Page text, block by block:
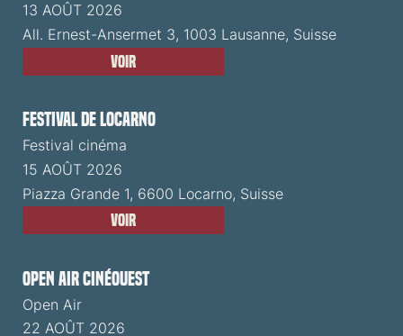
13 AOÛT 2026
All. Ernest-Ansermet 3, 1003 Lausanne, Suisse
Voir
Festival de Locarno
Festival cinéma
15 AOÛT 2026
Piazza Grande 1, 6600 Locarno, Suisse
Voir
Open Air CinéOuest
Open Air
22 AOÛT 2026